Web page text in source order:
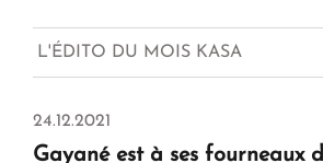
L'ÉDITO DU MOIS KASA
24.12.2021
Gayané est à ses fourneaux